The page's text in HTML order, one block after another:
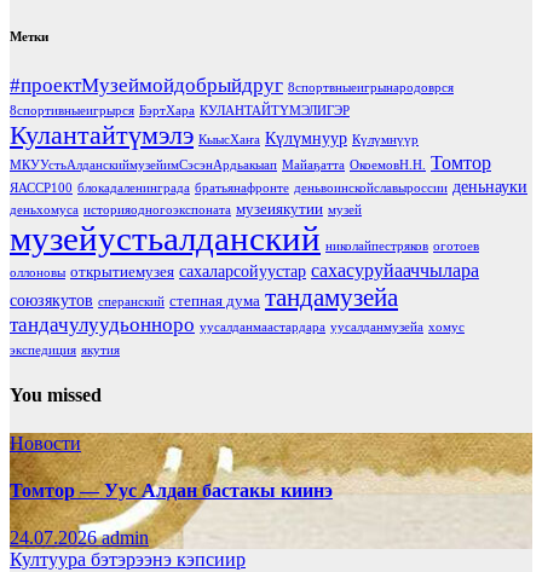
Метки
#проектМузеймойдобрыйдруг 8спортвныеигрынародоврся
8спортивныеигрырся БэртХара КУЛАНТАЙТҮМЭЛИГЭР
Кулантайтүмэлэ КыысХаҥа Күлүмнуур Күлүмнүүр
МКУУстьАлданскиймузейимСэсэнАрдьакыап Майаҕатта ОкоемовН.Н. Томтор
ЯАССР100 блокадаленинграда братьянафронте деньвоинскойславыроссии деньнауки
деньхомуса историяодногоэкспоната музеиякутии музей
музейустьалданский николайпестряков оготоев
оллоновы открытиемузея сахаларсойуустар сахасуруйааччылара
союзякутов сперанский степная дума тандамузейа
тандачулуудьонноро уусалданмаастардара уусалданмузейа хомус
экспедиция якутия
You missed
Новости
Томтор — Уус Алдан бастакы киинэ
24.07.2026admin
Култуура бэтэрээнэ кэпсиир